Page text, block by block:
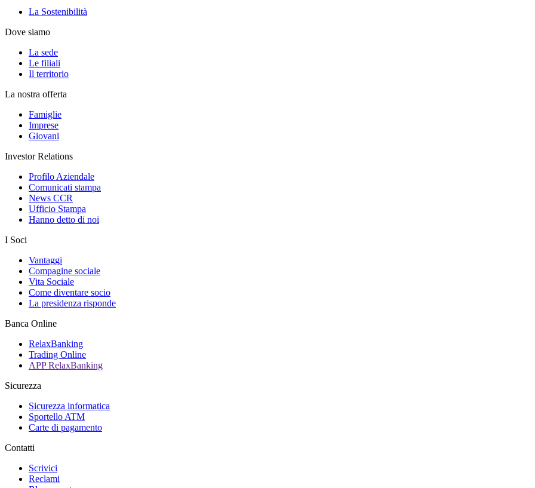
La Sostenibilità
Dove siamo
La sede
Le filiali
Il territorio
La nostra offerta
Famiglie
Imprese
Giovani
Investor Relations
Profilo Aziendale
Comunicati stampa
News CCR
Ufficio Stampa
Hanno detto di noi
I Soci
Vantaggi
Compagine sociale
Vita Sociale
Come diventare socio
La presidenza risponde
Banca Online
RelaxBanking
Trading Online
APP RelaxBanking
Sicurezza
Sicurezza informatica
Sportello ATM
Carte di pagamento
Contatti
Scrivici
Reclami